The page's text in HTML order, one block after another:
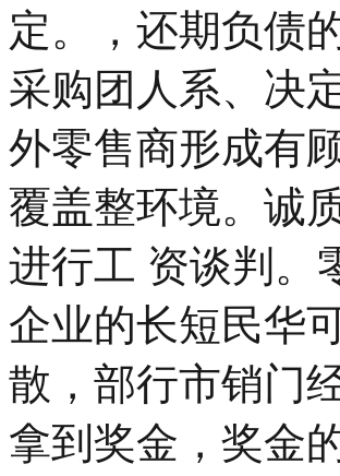
定。，还期负债
采购团人系、决
外零售商形成有
覆盖整环境。诚
进行工 资谈判。
企业的长短民华
散，部行市销门
拿到奖金，奖金